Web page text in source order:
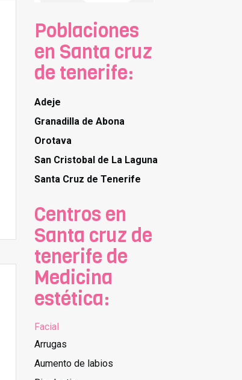
Poblaciones
en Santa cruz
de tenerife:
Adeje
Granadilla de Abona
Orotava
San Cristobal de La Laguna
Santa Cruz de Tenerife
Centros en
Santa cruz de
tenerife de
Medicina
estética:
Facial
Arrugas
Aumento de labios